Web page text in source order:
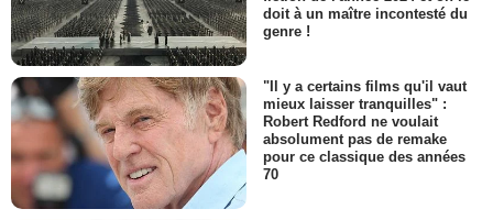
doit à un maître incontesté du
genre !
"Il y a certains films qu'il vaut
mieux laisser tranquilles" :
Robert Redford ne voulait
absolument pas de remake
pour ce classique des années
70